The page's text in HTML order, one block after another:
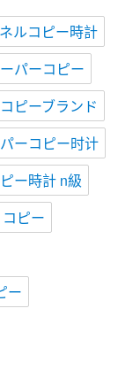
ルコピー時計
パーコピー
ピーブランド
ーコピー时计
ー時計 n級
ピー
ー